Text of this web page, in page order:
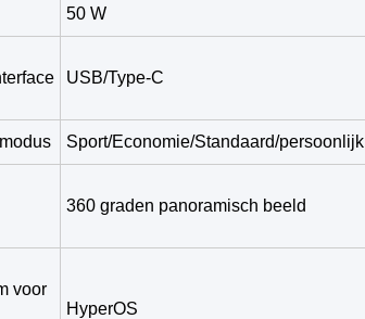
50 W
USB/Type-C
Sport/Economie/Standaard/persoonlijk
360 graden panoramisch beeld
voor
HyperOS